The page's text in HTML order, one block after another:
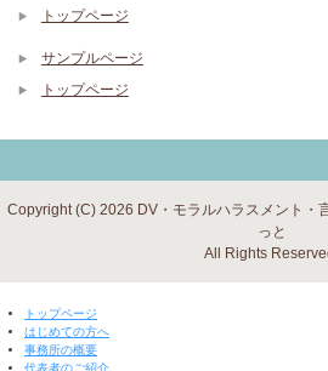
トップページ
サンプルページ
トップページ
Copyright (C) 2026 DV・モラルハラスメント・
っと
All Rights
トップページ
はじめての方へ
事務所の概要
代表者のご紹介